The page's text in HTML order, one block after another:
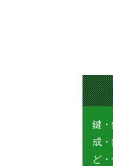
鍵
成
ど